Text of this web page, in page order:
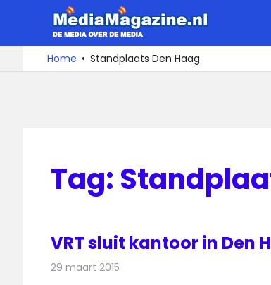
de
De
media
over
Home Standplaats Den Haag
Tag:
VRT sluit kantoor in Den
29 maart 2015